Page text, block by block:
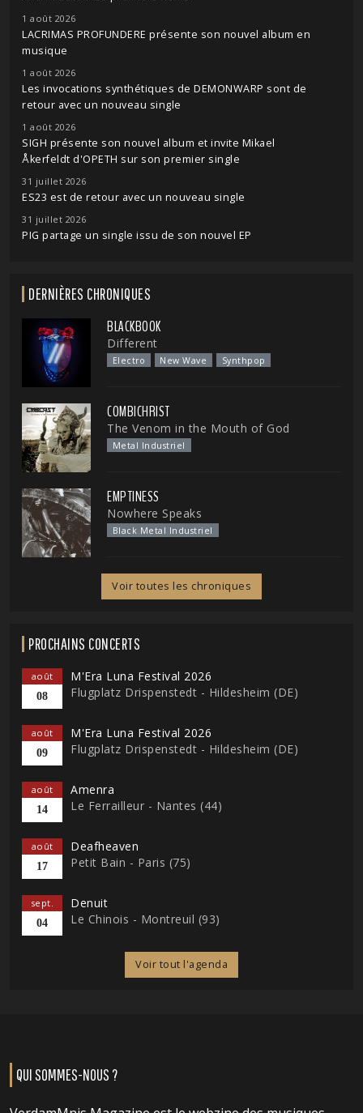
1 août 2026
LACRIMAS PROFUNDERE présente son nouvel album en
musique
1 août 2026
Les invocations synthétiques de DEMONWARP sont de
retour avec un nouveau single
1 août 2026
SIGH présente son nouvel album et invite Mikael
Åkerfeldt d'OPETH sur son premier single
31 juillet 2026
ES23 est de retour avec un nouveau single
31 juillet 2026
PIG partage un single issu de son nouvel EP
DERNIÈRES CHRONIQUES
BLACKBOOK
Different
Electro New Wave Synthpop
COMBICHRIST
The Venom in the Mouth of God
Metal Industriel
EMPTINESS
Nowhere Speaks
Black Metal Industriel
Voir toutes les chroniques
PROCHAINS CONCERTS
août
08
M'Era Luna Festival 2026
Flugplatz Drispenstedt - Hildesheim (DE)
août
09
M'Era Luna Festival 2026
Flugplatz Drispenstedt - Hildesheim (DE)
août
14
Amenra
Le Ferrailleur - Nantes (44)
août
17
Deafheaven
Petit Bain - Paris (75)
sept.
04
Denuit
Le Chinois - Montreuil (93)
Voir tout l'agenda
QUI SOMMES-NOUS ?